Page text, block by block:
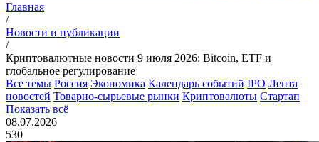
Главная
/
Новости и публикации
/
Криптовалютные новости 9 июля 2026: Bitcoin, ETF и
глобальное регулирование
Все темы Россия Экономика Календарь событий IPO Лента
новостей Товарно-сырьевые рынки Криптовалюты Стартап
Показать всё
08.07.2026
530